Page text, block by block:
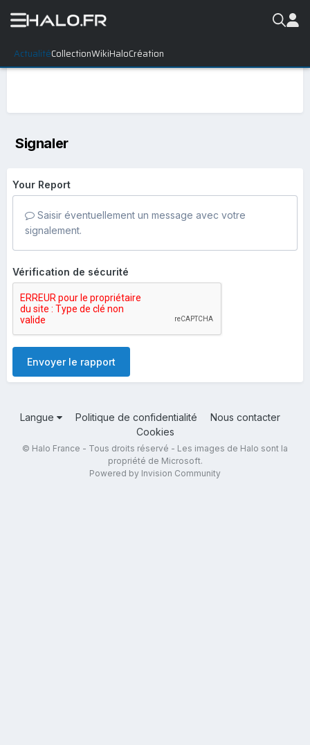
ActualitéCollectionWikiHaloCréation
Signaler
Your Report
Saisir éventuellement un message avec votre
signalement.
Vérification de sécurité
Envoyer le rapport
Langue Politique de confidentialité
Nous contacter
Cookies
© Halo France - Tous droits réservé - Les images de Halo sont la
propriété de Microsoft.
Powered by Invision Community